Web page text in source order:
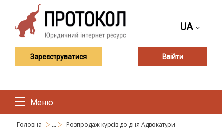
UA
Зареєструватися Ввійти
Меню
Головна ... Розпродаж курсів до дня Адвокатури